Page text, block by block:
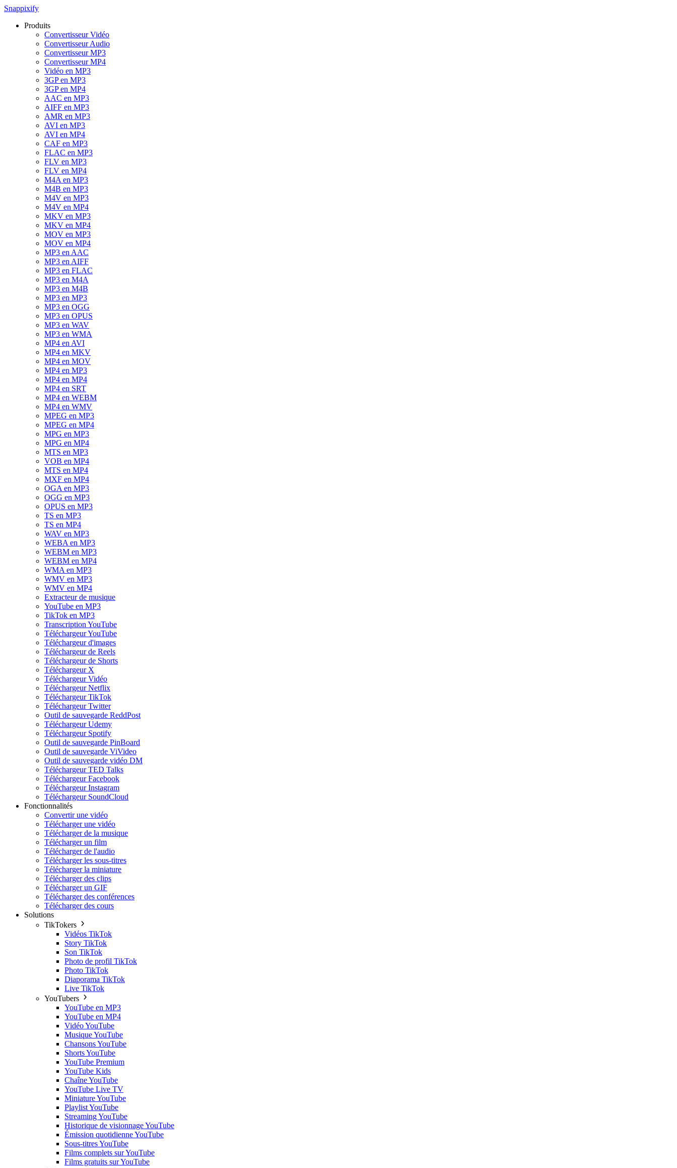
Snappixify
Produits
Convertisseur Vidéo
Convertisseur Audio
Convertisseur MP3
Convertisseur MP4
Vidéo en MP3
3GP en MP3
3GP en MP4
AAC en MP3
AIFF en MP3
AMR en MP3
AVI en MP3
AVI en MP4
CAF en MP3
FLAC en MP3
FLV en MP3
FLV en MP4
M4A en MP3
M4B en MP3
M4V en MP3
M4V en MP4
MKV en MP3
MKV en MP4
MOV en MP3
MOV en MP4
MP3 en AAC
MP3 en AIFF
MP3 en FLAC
MP3 en M4A
MP3 en M4B
MP3 en MP3
MP3 en OGG
MP3 en OPUS
MP3 en WAV
MP3 en WMA
MP4 en AVI
MP4 en MKV
MP4 en MOV
MP4 en MP3
MP4 en MP4
MP4 en SRT
MP4 en WEBM
MP4 en WMV
MPEG en MP3
MPEG en MP4
MPG en MP3
MPG en MP4
MTS en MP3
VOB en MP4
MTS en MP4
MXF en MP4
OGA en MP3
OGG en MP3
OPUS en MP3
TS en MP3
TS en MP4
WAV en MP3
WEBA en MP3
WEBM en MP3
WEBM en MP4
WMA en MP3
WMV en MP3
WMV en MP4
Extracteur de musique
YouTube en MP3
TikTok en MP3
Transcription YouTube
Téléchargeur YouTube
Téléchargeur d'images
Téléchargeur de Reels
Téléchargeur de Shorts
Téléchargeur X
Téléchargeur Vidéo
Téléchargeur Netflix
Téléchargeur TikTok
Téléchargeur Twitter
Outil de sauvegarde ReddPost
Téléchargeur Udemy
Téléchargeur Spotify
Outil de sauvegarde PinBoard
Outil de sauvegarde ViVideo
Outil de sauvegarde vidéo DM
Téléchargeur TED Talks
Téléchargeur Facebook
Téléchargeur Instagram
Téléchargeur SoundCloud
Fonctionnalités
Convertir une vidéo
Télécharger une vidéo
Télécharger de la musique
Télécharger un film
Télécharger de l'audio
Télécharger les sous-titres
Télécharger la miniature
Télécharger des clips
Télécharger un GIF
Télécharger des conférences
Télécharger des cours
Solutions
TikTokers
Vidéos TikTok
Story TikTok
Son TikTok
Photo de profil TikTok
Photo TikTok
Diaporama TikTok
Live TikTok
YouTubers
YouTube en MP3
YouTube en MP4
Vidéo YouTube
Musique YouTube
Chansons YouTube
Shorts YouTube
YouTube Premium
YouTube Kids
Chaîne YouTube
YouTube Live TV
Miniature YouTube
Playlist YouTube
Streaming YouTube
Historique de visionnage YouTube
Émission quotidienne YouTube
Sous-titres YouTube
Films complets sur YouTube
Films gratuits sur YouTube